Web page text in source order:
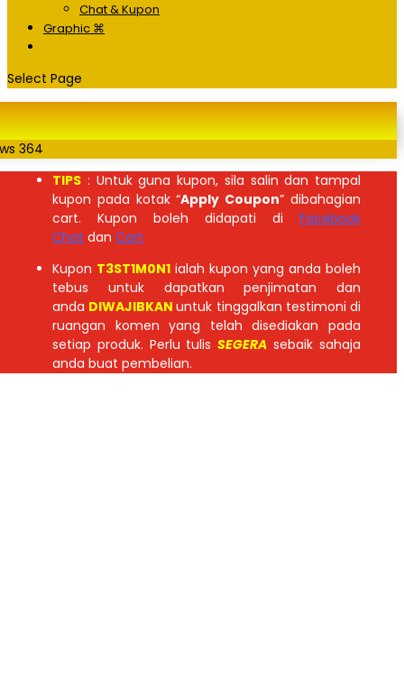
Chat & Kupon
Graphic ⌘
Select Page
364
TIPS : Untuk guna kupon, sila salin dan tampal
kupon pada kotak “Apply Coupon” dibahagian
cart. Kupon boleh didapati di Facebook
Chat dan Cart
Kupon T3ST1M0N1 ialah kupon yang anda boleh
tebus untuk dapatkan penjimatan dan
anda DIWAJIBKANuntuk tinggalkan testimoni di
ruangan komen yang telah disediakan pada
setiap produk. Perlu tulisSEGERA sebaik sahaja
anda buat pembelian.